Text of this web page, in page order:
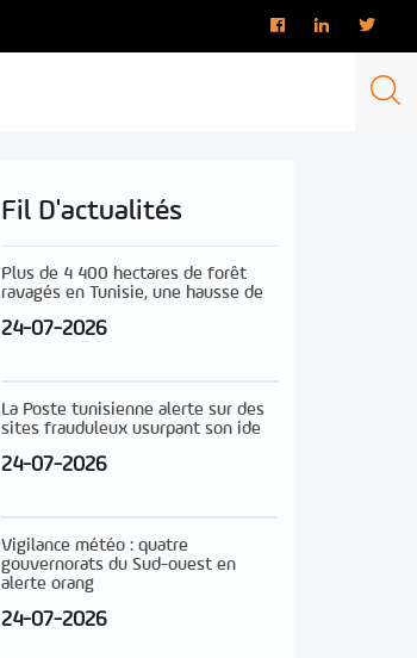
Fil D'actualités
Plus de 4 400 hectares de forêt
ravagés en Tunisie, une hausse de
24-07-2026
La Poste tunisienne alerte sur des
sites frauduleux usurpant son ide
24-07-2026
Vigilance météo : quatre
gouvernorats du Sud-ouest en
alerte orang
24-07-2026